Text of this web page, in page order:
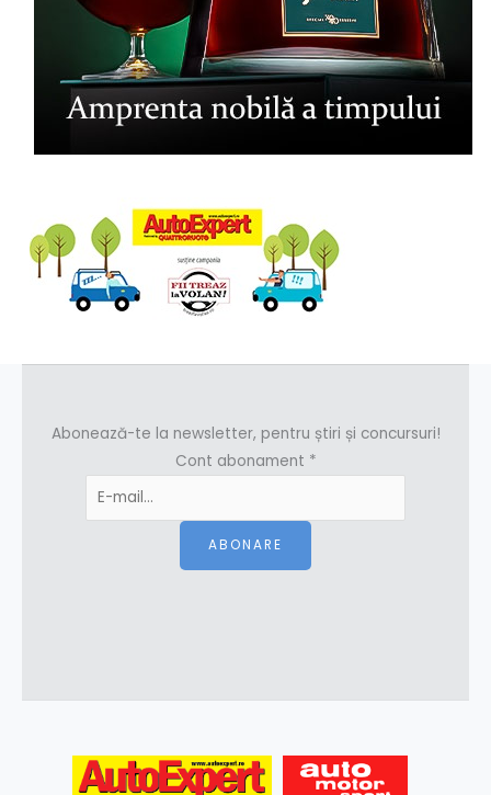
Abonează-te la newsletter, pentru știri și concursuri!
Cont abonament *
ABONARE